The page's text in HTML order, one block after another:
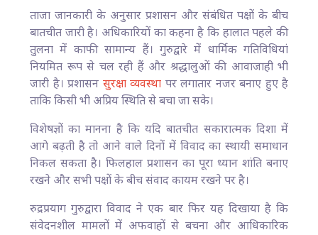
ताजा जानकारी के अनुसार प्रशासन और संबंधित पक्षों के बीच
बातचीत जारी है। अधिकारियों का कहना है कि हालात पहले की
तुलना में काफी सामान्य हैं। गुरुद्वारे में धार्मिक गतिविधियां
नियमित रूप से चल रही हैं और श्रद्धालुओं की आवाजाही भी
जारी है। प्रशासन सुरक्षा व्यवस्था पर लगातार नजर बनाए हुए है
ताकि किसी भी अप्रिय स्थिति से बचा जा सके।
विशेषज्ञों का मानना है कि यदि बातचीत सकारात्मक दिशा में
आगे बढ़ती है तो आने वाले दिनों में विवाद का स्थायी समाधान
निकल सकता है। फिलहाल प्रशासन का पूरा ध्यान शांति बनाए
रखने और सभी पक्षों के बीच संवाद कायम रखने पर है।
रुद्रप्रयाग गुरुद्वारा विवाद ने एक बार फिर यह दिखाया है कि
संवेदनशील मामलों में अफवाहों से बचना और आधिकारिक